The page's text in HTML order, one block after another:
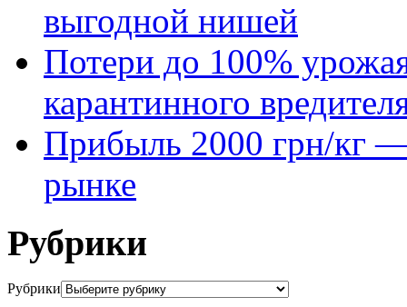
выгодной нишей
Потери до 100%
карантинного
Прибыль 2000 грн/кг —
рынке
Рубрики
Рубрики